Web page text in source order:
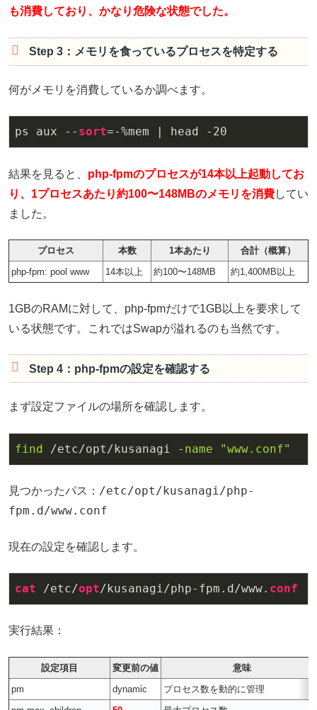
も消費しており、かなり危険な状態でした。
Step 3：メモリを食っているプロセスを特定する
何がメモリを消費しているか調べます。
ps aux -- sort=-%mem | head - 20
結果を見ると、 php-fpmのプロセスが14本以上起動してお
り、1プロセスあたり約100〜148MBのメモリを消費してい
ました。
プロセス 本数 1本あたり
合計（概算）
php-fpm: pool www
14本以上 約100〜148MB 約1,400MB以上
1GBのRAMに対して、php-fpmだけで1GB以上を要求して
いる状態です。これではSwapが溢れるのも当然です。
Step 4：php-fpmの設定を確認する
まず設定ファイルの場所を確認します。
find /etc/opt/kusanagi - name "www.conf"
見つかったパス： /etc/opt/kusanagi/php-
fpm.d/www.conf
現在の設定を確認します。
cat /etc/opt/kusanagi/php-fpm.d/www. conf
実行結果：
設定項目 変更前の値
意味
pm
dynamic
プロセス数を動的に管理